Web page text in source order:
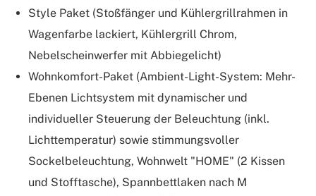
Style Paket (Stoßfänger und Kühlergrillrahmen in
Wagenfarbe lackiert, Kühlergrill Chrom,
Nebelscheinwerfer mit Abbiegelicht)
Wohnkomfort-Paket (Ambient-Light-System: Mehr-
Ebenen Lichtsystem mit dynamischer und
individueller Steuerung der Beleuchtung (inkl.
Lichttemperatur) sowie stimmungsvoller
Sockelbeleuchtung, Wohnwelt "HOME" (2 Kissen
und Stofftasche), Spannbettlaken nach M